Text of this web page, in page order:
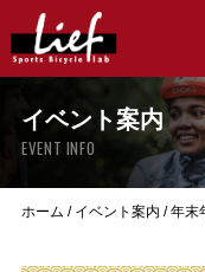
イベント案内
EVENT INFO
ホーム / イベント案内 /年末